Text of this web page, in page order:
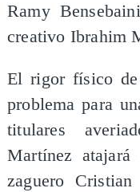
Ramy
creativo Ibrahim
El rigor físico
problema para
titulares
Martínez
zaguero